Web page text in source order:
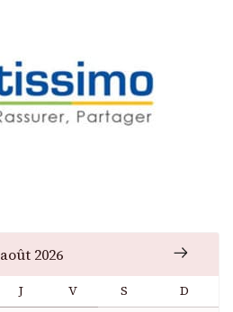
août 2026
J V S D